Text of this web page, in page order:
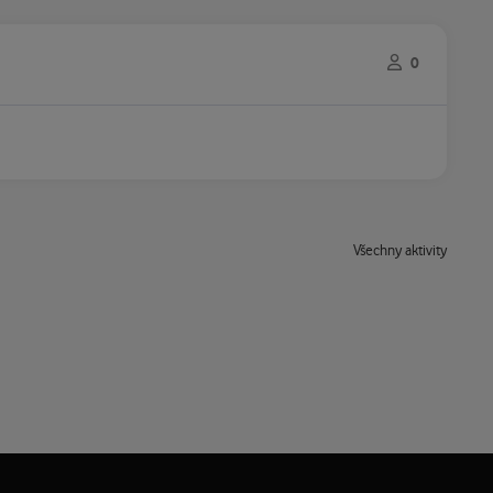
0
Všechny aktivity